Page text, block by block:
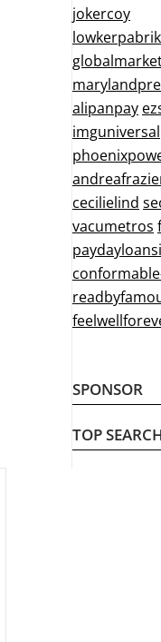
jokercoy
lowkerpabrik
alipanpay
imguniversal
cecilielind
vacumetros
SPONSOR
TOP